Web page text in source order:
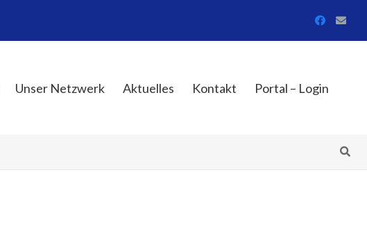
Unser Netzwerk Aktuelles Kontakt Portal – Login